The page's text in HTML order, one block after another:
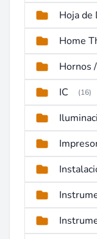
Hoja de
Home
Hornos
IC (16)